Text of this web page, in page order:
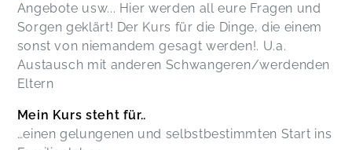
Angebote usw... Hier werden all eure Fragen und
Sorgen geklärt! Der Kurs für die Dinge, die einem
sonst von niemandem gesagt werden!. U.a.
Austausch mit anderen Schwangeren/werdenden
Eltern
Mein Kurs steht für..
…einen gelungenen und selbstbestimmten Start ins